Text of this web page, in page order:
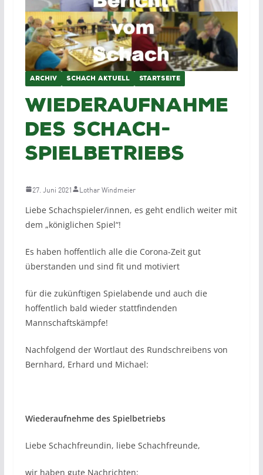
ARCHIV SCHACH AKTUELL STARTSEITE
Wiederaufnahme
des Schach-
Spielbetriebs
27. Juni 2021 Lothar Windmeier
Liebe Schachspieler/innen, es geht endlich weiter mit
dem „königlichen Spiel“!
Es haben hoffentlich alle die Corona-Zeit gut
überstanden und sind fit und motiviert
für die zukünftigen Spielabende und auch die
hoffentlich bald wieder stattfindenden
Mannschaftskämpfe!
Nachfolgend der Wortlaut des Rundschreibens von
Bernhard, Erhard und Michael:
Wiederaufnehme des Spielbetriebs
Liebe Schachfreundin, liebe Schachfreunde,
wir haben gute Nachrichten: